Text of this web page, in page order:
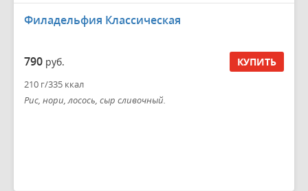
Филадельфия Классическая
790 руб. КУПИТЬ
210 г/335 ккал
Рис, нори, лосось, сыр сливочный.